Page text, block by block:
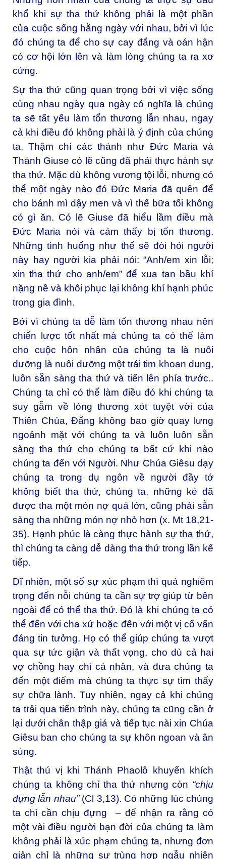
khổ khi sự tha thứ không phải là một phần
của cuộc sống hằng ngày với nhau, bởi vì lúc
đó chúng ta để cho sự cay đắng và oán hận
có cơ hội lớn lên và làm lòng chúng ta ra xơ
cứng.
Sự tha thứ cũng quan trọng bởi vì việc sống
cùng nhau ngày qua ngày có nghĩa là chúng
ta sẽ tất yếu làm tổn thương lẫn nhau, ngay
cả khi điều đó không phải là ý định của chúng
ta. Thậm chí các thánh như Đức Maria và
Thánh Giuse có lẽ cũng đã phải thực hành sự
tha thứ. Mặc dù không vương tội lỗi, nhưng có
thể một ngày nào đó Đức Maria đã quên để
cho bánh mì dậy men và vì thế bữa tối không
có gì ăn. Có lẽ Giuse đã hiểu lầm điều mà
Đức Maria nói và cảm thấy bị tổn thương.
Những tình huống như thế sẽ đòi hỏi người
này hay người kia phải nói: “Anh/em xin lỗi;
xin tha thứ cho anh/em” để xua tan bầu khí
nặng nề và khôi phục lại không khí hạnh phúc
trong gia đình.
Bởi vì chúng ta dễ làm tổn thương nhau nên
chiến lược tốt nhất mà chúng ta có thể làm
cho cuộc hôn nhân của chúng ta là nuôi
dưỡng là nuôi dưỡng một trái tim khoan dung,
luôn sẵn sàng tha thứ và tiến lên phía trước..
Chúng ta chỉ có thể làm điều đó khi chúng ta
suy gẫm về lòng thương xót tuyệt vời của
Thiên Chúa, Đấng không bao giờ quay lưng
ngoảnh mặt với chúng ta và luôn luôn sẵn
sàng tha thứ cho chúng ta bất cứ khi nào
chúng ta đến với Người. Như Chúa Giêsu dạy
chúng ta trong dụ ngôn về người đầy tớ
không biết tha thứ, chúng ta, những kẻ đã
được tha một món nợ quá lớn, cũng phải sẵn
sàng tha những món nợ nhỏ hơn (x. Mt 18,21-
35). Hạnh phúc là càng thực hành sự tha thứ,
thì chúng ta càng dễ dàng tha thứ trong lần kế
tiếp.
Dĩ nhiên, một số sự xúc phạm thì quá nghiêm
trọng đến nỗi chúng ta cần sự trợ giúp từ bên
ngoài để có thể tha thứ. Đó là khi chúng ta có
thể đến với cha xứ hoặc đến với một vị cố vấn
đáng tin tưởng. Họ có thể giúp chúng ta vượt
qua sự tức giận và thất vọng, cho dù cả hai
vợ chồng hay chỉ cá nhân, và đưa chúng ta
đến một điểm mà chúng ta thực sự tìm thấy
sự chữa lành. Tuy nhiên, ngay cả khi chúng
ta trải qua tiến trình này, chúng ta cũng cần ở
lại dưới chân thập giá và tiếp tục nài xin Chúa
Giêsu ban cho chúng ta sự khôn ngoan và ân
sủng.
Thật thú vị khi Thánh Phaolô khuyến khích
chúng ta không chỉ tha thứ nhưng còn “chịu
đựng lẫn nhau”(Cl 3,13). Có những lúc chúng
ta chỉ cần chịu đựng – để nhận ra rằng có
một vài điều người bạn đời của chúng ta làm
không phải là xúc phạm chúng ta, nhưng đơn
giản chỉ là những sự trùng hợp ngẫu nhiên